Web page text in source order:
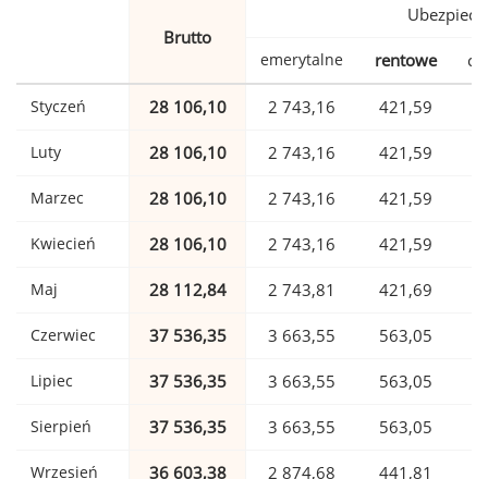
Brutto
emerytalne rentowe
Styczeń 28 106,10 2 743,16 421,59
Luty 28 106,10 2 743,16 421,59
Marzec 28 106,10 2 743,16 421,59
Kwiecień 28 106,10 2 743,16 421,59
Maj 28 112,84 2 743,81 421,69
Czerwiec 37 536,35 3 663,55 563,05
Lipiec 37 536,35 3 663,55 563,05
Sierpień 37 536,35 3 663,55 563,05
Wrzesień 36 603,38 2 874,68 441,81